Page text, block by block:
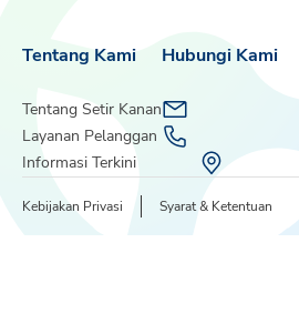
Tentang Kami
Tentang Setir Kanan
Layanan Pelanggan
Informasi Terkini
Hubungi Kami
Kebijakan Privasi Syarat & Ketentuan